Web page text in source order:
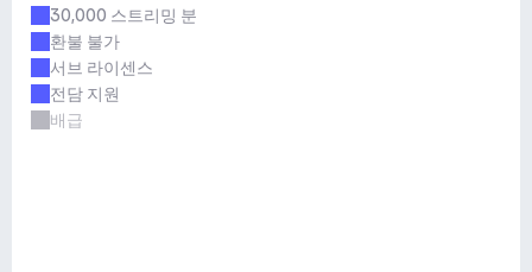
30,000 스트리밍 분
환불 불가
서브 라이센스
전담 지원
배급